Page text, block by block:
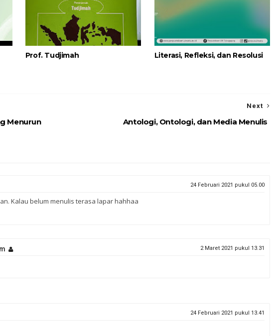
Prof. Tudjimah Literasi, Refleksi, dan Resolusi
Next
Antologi, Ontologi, dan Media Menulis
Menurun
24 Februari 2021 pukul 05.00
Kalau belum menulis terasa lapar hahhaa
2 Maret 2021 pukul 13.31
24 Februari 2021 pukul 13.41